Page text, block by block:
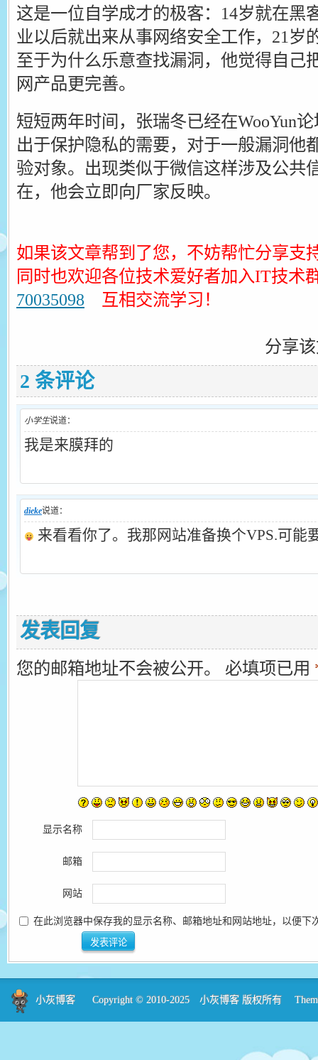
这是一位自学成才的极客：14岁就在黑
业以后就出来从事网络安全工作，21岁
至于为什么乐意查找漏洞，他觉得自己
网产品更完善。
短短两年时间，张瑞冬已经在WooYun
出于保护隐私的需要，对于一般漏洞他
验对象。出现类似于微信这样涉及公共
在，他会立即向厂家反映。
如果该文章帮到了您，不妨帮忙分享支
同时也欢迎各位技术爱好者加入IT技术
70035098 互相交流学习！
分享
2 条评论
小学生说道：
我是来膜拜的
dieke说道：
来看看你了。我那网站准备换个VPS.可能
发表回复
您的邮箱地址不会被公开。 必填项已用
显示名称
邮箱
网站
在此浏览器中保存我的显示名称、邮箱地址和网站地址，以便下
小灰博客 Copyright © 2010-2025小灰博客 版权所有